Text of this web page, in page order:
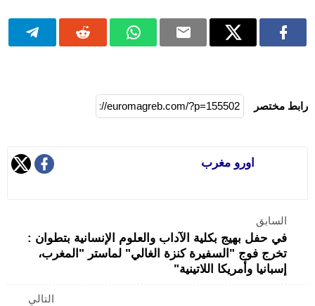
رابط مختصر
اورو مغرب
السابق
في حفل بهيج بكلية الآداب والعلوم الإنسانية بتطوان :
تخرج فوج "السفيرة كنزة الغالي" لماستر "المغرب،
إسبانيا وأمريكا اللاتينية"
التالي